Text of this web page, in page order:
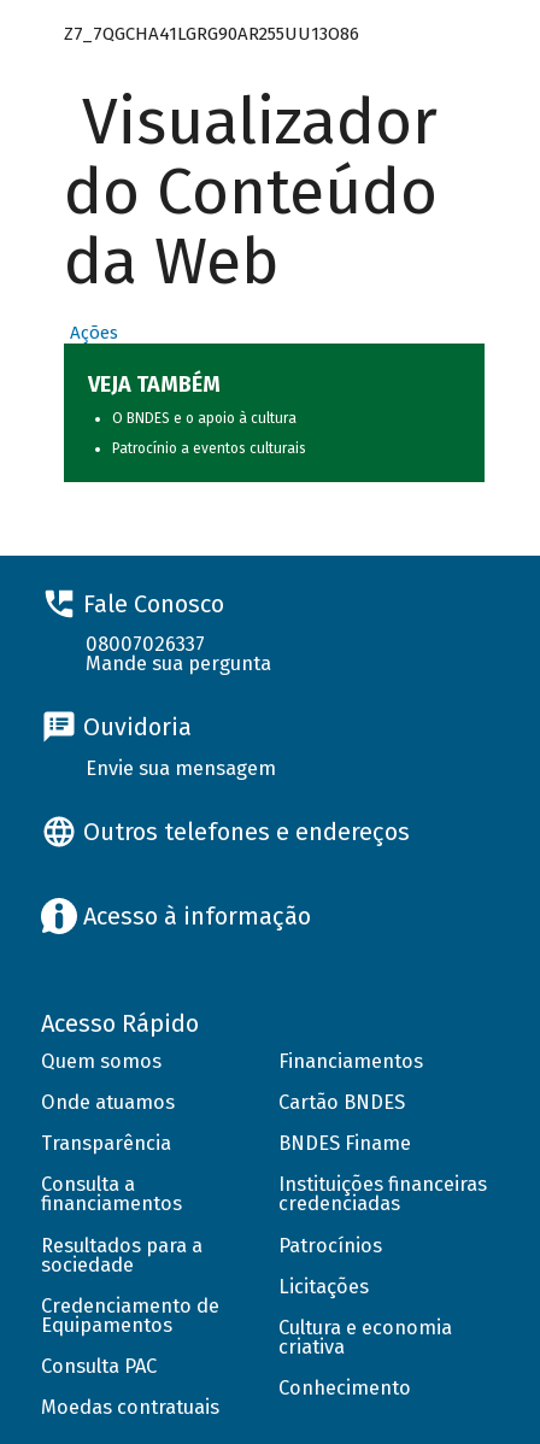
Z7_7QGCHA41LGRG90AR255UU13O86
Visualizador
do Conteúdo
da Web
Ações
VEJA TAMBÉM
O BNDES e o apoio à cultura
Patrocínio a eventos culturais
Fale Conosco
08007026337
Mande sua pergunta
Ouvidoria
Envie sua mensagem
Outros telefones e endereços
Acesso à informação
Acesso Rápido
Quem somos
Onde atuamos
Transparência
Consulta a
financiamentos
Resultados para a
sociedade
Credenciamento de
Equipamentos
Consulta PAC
Moedas contratuais
Financiamentos
Cartão BNDES
BNDES Finame
Instituições financeiras
credenciadas
Patrocínios
Licitações
Cultura e economia
criativa
Conhecimento